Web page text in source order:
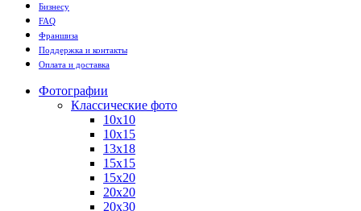
Бизнесу
FAQ
Франшиза
Поддержка и контакты
Оплата и доставка
Фотографии
Классические фото
10х10
10х15
13х18
15х15
15х20
20х20
20х30